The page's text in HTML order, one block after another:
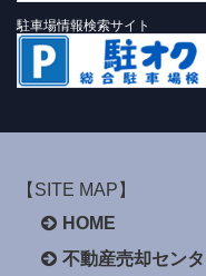
駐車場情報検索サイト
【SITE MAP】
HOME
不動産売却セン